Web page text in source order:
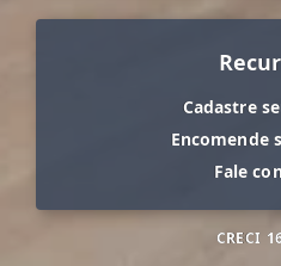
Cadastre
Encomende
Fale
CRECI